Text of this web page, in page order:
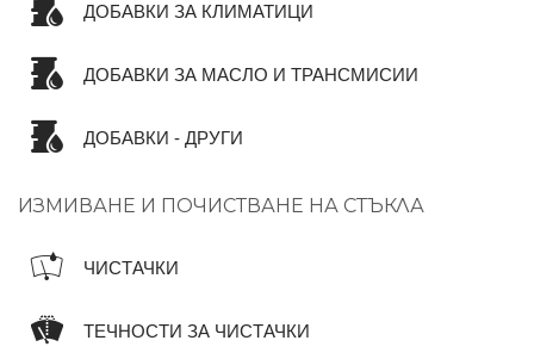
ДОБАВКИ ЗА КЛИМАТИЦИ
ДОБАВКИ ЗА МАСЛО И ТРАНСМИСИИ
ДОБАВКИ - ДРУГИ
ИЗМИВАНЕ И ПОЧИСТВАНЕ НА СТЪКЛА
ЧИСТАЧКИ
ТЕЧНОСТИ ЗА ЧИСТАЧКИ